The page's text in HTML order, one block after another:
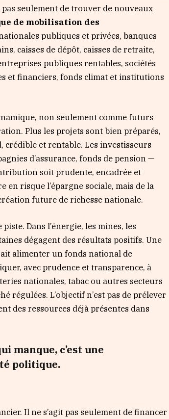
seulement de trouver de nouveaux
de mobilisation des
publiques et privées, banques
caisses de dépôt, caisses de retraite,
publiques rentables, sociétés
et financiers, fonds climat et institutions
non seulement comme futurs
Plus les projets sont bien préparés,
et rentable. Les investisseurs
d’assurance, fonds de pension —
soit prudente, encadrée et
en risque l’épargne sociale, mais de la
future de richesse nationale.
Dans l’énergie, les mines, les
dégagent des résultats positifs. Une
alimenter un fonds national de
avec prudence et transparence, à
nationales, tabac ou autres secteurs
régulées. L’objectif n’est pas de prélever
des ressources déjà présentes dans
manque, c’est une
politique.
Il ne s’agit pas seulement de financer